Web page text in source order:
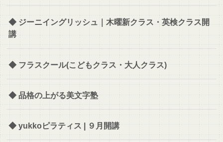
◆ ジーニイングリッシュ｜木曜新クラス・英検クラス開
講
◆ フラスクール(こどもクラス・大人クラス)
◆ 品格の上がる美文字塾
◆ yukkoピラティス | ９月開講